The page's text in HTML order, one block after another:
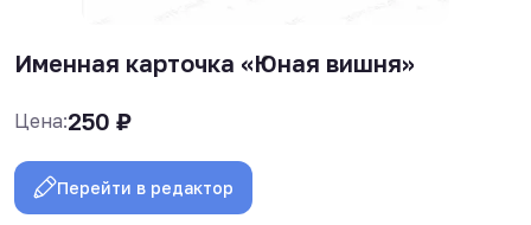
Именная карточка «Юная вишня»
Цена:250 ₽
Перейти в редактор